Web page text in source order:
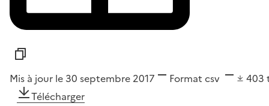
Mis à jour le 30 septembre 2017 Format csv 403
Télécharger